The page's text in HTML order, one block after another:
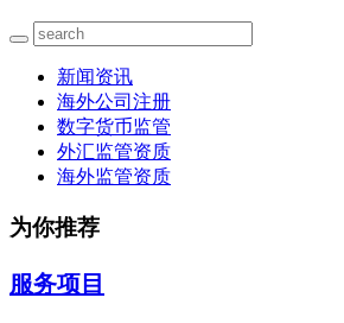
新闻资讯
海外公司注册
数字货币监管
外汇监管资质
海外监管资质
为你推荐
服务项目